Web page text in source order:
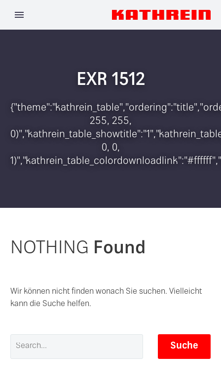
EXR 1512
255, 255,
0, 0,
NOTHING Found
Wir können nicht finden wonach Sie suchen. Vielleicht
kann die Suche helfen.
Suche